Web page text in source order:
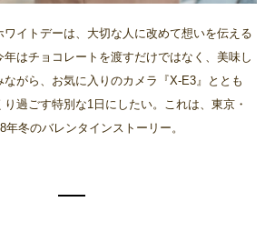
イトデーは、大切な人に改めて想いを伝える
年はチョコレートを渡すだけではなく、美味し
がら、お気に入りのカメラ『X-E3』ととも
過ごす特別な1日にしたい。これは、東京・
冬のバレンタインストーリー。